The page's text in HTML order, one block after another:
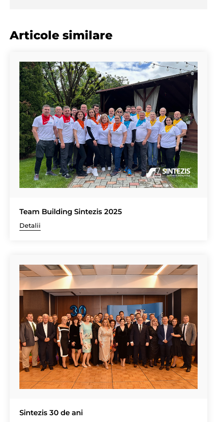
Articole similare
Team Building Sintezis 2025
Detalii
Sintezis 30 de ani